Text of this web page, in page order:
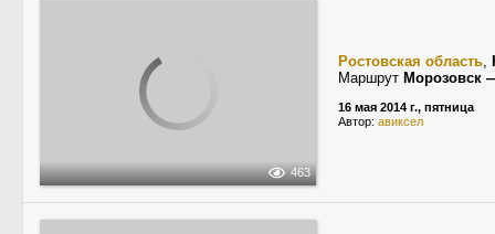
463
Ростовская область,
Маршрут Морозовск
16 мая 2014 г., пятница
Автор: авиксел